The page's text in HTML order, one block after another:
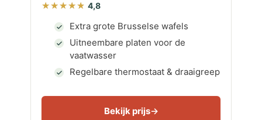
4,8
Extra grote Brusselse wafels
Uitneembare platen voor de
vaatwasser
Regelbare thermostaat & draaigreep
Bekijk prijs